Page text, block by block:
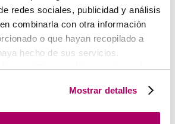
redes sociales, publicidad y análisis
combinarla con otra información
o que hayan recopilado a
hecho de sus servicios.
utilizar cookies propias y de
de protección de datos) para
analizar tu uso de la web y
Mostrar detalles
du colmatage du filtre.
KOOLED